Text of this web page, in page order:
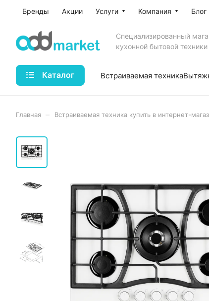
Бренды Акции Услуги Компания Блог
Специализированный
кухонной бытовой техники
Каталог Встраиваемая техника
Главная Встраиваемая техника купить в интернет-